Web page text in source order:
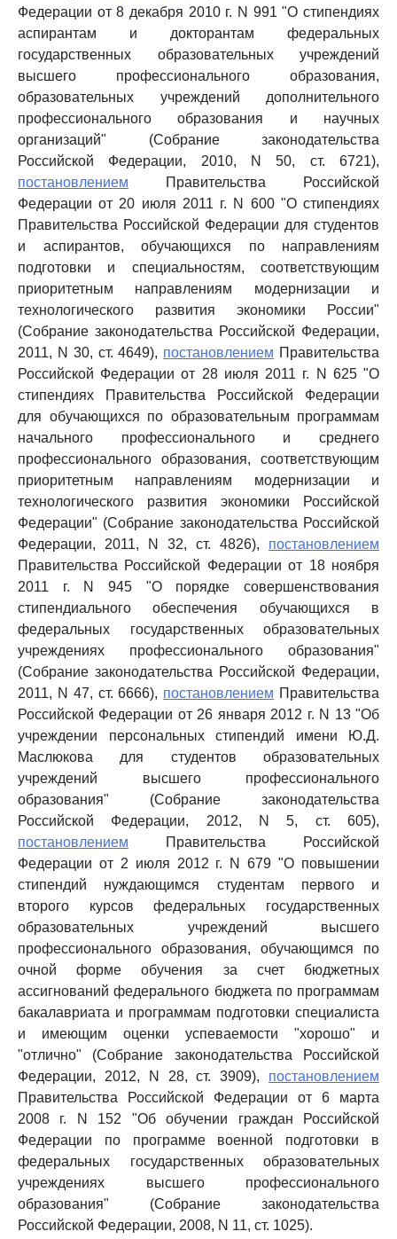
Федерации от 8 декабря 2010 г. N 991 "О стипендиях
аспирантам и докторантам федеральных
государственных образовательных учреждений
высшего профессионального образования,
образовательных учреждений дополнительного
профессионального образования и научных
организаций" (Собрание законодательства
Российской Федерации, 2010, N 50, ст. 6721),
постановлением Правительства Российской
Федерации от 20 июля 2011 г. N 600 "О стипендиях
Правительства Российской Федерации для студентов
и аспирантов, обучающихся по направлениям
подготовки и специальностям, соответствующим
приоритетным направлениям модернизации и
технологического развития экономики России"
(Собрание законодательства Российской Федерации,
2011, N 30, ст. 4649), постановлением Правительства
Российской Федерации от 28 июля 2011 г. N 625 "О
стипендиях Правительства Российской Федерации
для обучающихся по образовательным программам
начального профессионального и среднего
профессионального образования, соответствующим
приоритетным направлениям модернизации и
технологического развития экономики Российской
Федерации" (Собрание законодательства Российской
Федерации, 2011, N 32, ст. 4826), постановлением
Правительства Российской Федерации от 18 ноября
2011 г. N 945 "О порядке совершенствования
стипендиального обеспечения обучающихся в
федеральных государственных образовательных
учреждениях профессионального образования"
(Собрание законодательства Российской Федерации,
2011, N 47, ст. 6666), постановлением Правительства
Российской Федерации от 26 января 2012 г. N 13 "Об
учреждении персональных стипендий имени Ю.Д.
Маслюкова для студентов образовательных
учреждений высшего профессионального
образования" (Собрание законодательства
Российской Федерации, 2012, N 5, ст. 605),
постановлением Правительства Российской
Федерации от 2 июля 2012 г. N 679 "О повышении
стипендий нуждающимся студентам первого и
второго курсов федеральных государственных
образовательных учреждений высшего
профессионального образования, обучающимся по
очной форме обучения за счет бюджетных
ассигнований федерального бюджета по программам
бакалавриата и программам подготовки специалиста
и имеющим оценки успеваемости "хорошо" и
"отлично" (Собрание законодательства Российской
Федерации, 2012, N 28, ст. 3909), постановлением
Правительства Российской Федерации от 6 марта
2008 г. N 152 "Об обучении граждан Российской
Федерации по программе военной подготовки в
федеральных государственных образовательных
учреждениях высшего профессионального
образования" (Собрание законодательства
Российской Федерации, 2008, N 11, ст. 1025).